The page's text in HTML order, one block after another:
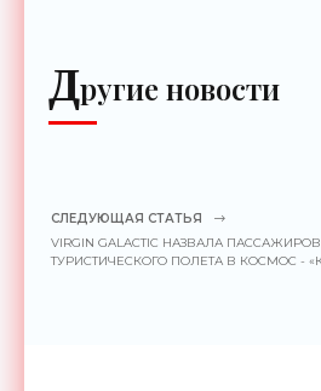
Другие новости
СЛЕДУЮЩАЯ СТАТЬЯ
VIRGIN GALACTIC НАЗВАЛА
ТУРИСТИЧЕСКОГО ПОЛЕТА В КОСМОС -